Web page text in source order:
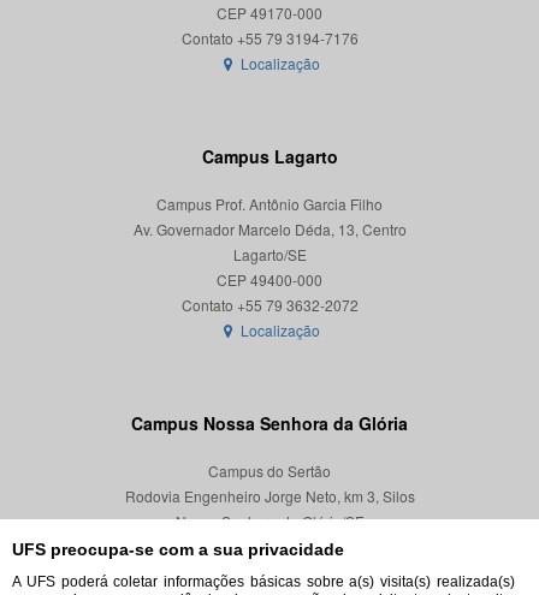
UFS preocupa-se com a sua privacidade
A UFS poderá coletar informações básicas sobre a(s) visita(s) realizada(s)
CEP 49170-000
Localização
Campus Lagarto
Campus Prof. Antônio Garcia Filho
Av. Governador Marcelo Déda, 13, Centro
Lagarto/SE
CEP 49400-000
Localização
Campus Nossa Senhora da Glória
Campus do Sertão
Rodovia Engenheiro Jorge Neto, km 3, Silos
Nossa Senhora da Glória/SE
CEP 49680-000